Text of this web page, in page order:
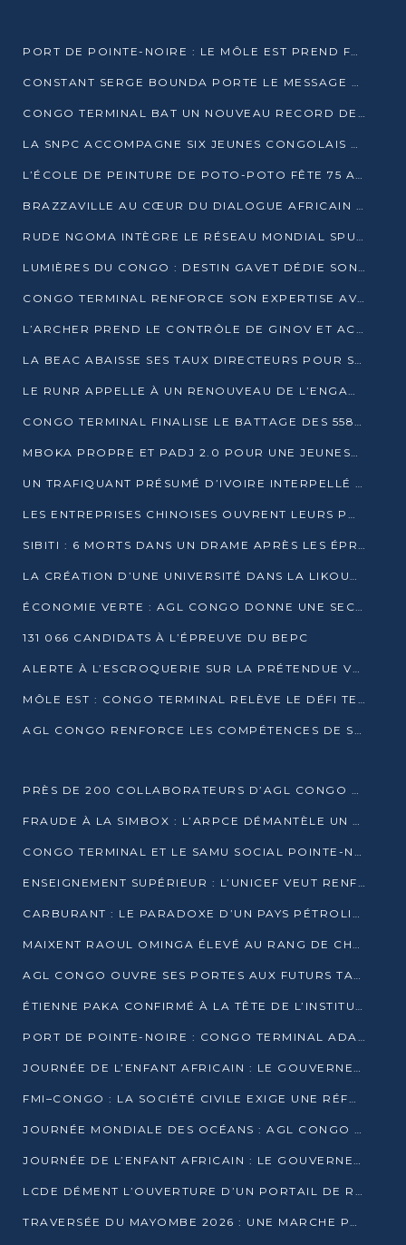
PORT DE POINTE-NOIRE : LE MÔLE EST PREND FORME ET VISE LES GÉANTS DES MERS
CONSTANT SERGE BOUNDA PORTE LE MESSAGE DE COMPASSION DE DENIS SASSOU NGUESSO EN IRAN
CONGO TERMINAL BAT UN NOUVEAU RECORD DE PRODUCTIVITÉ AU PORT DE POINTE-NOIRE
LA SNPC ACCOMPAGNE SIX JEUNES CONGOLAIS AUX OLYMPIADES PANAFRICAINES DE MATHÉMATIQUES
L’ÉCOLE DE PEINTURE DE POTO-POTO FÊTE 75 ANS AU SERVICE DE L’ART CONGOLAIS
BRAZZAVILLE AU CŒUR DU DIALOGUE AFRICAIN SUR LES OBJECTIFS DE DÉVELOPPEMENT DURABLE
RUDE NGOMA INTÈGRE LE RÉSEAU MONDIAL SPUTNIK PRO APRÈS UNE FORMATION À MOSCOU
LUMIÈRES DU CONGO : DESTIN GAVET DÉDIE SON PRIX À L’UNITÉ NATIONALE ET À LA JEUNESSE
CONGO TERMINAL RENFORCE SON EXPERTISE AVEC NEUF NOUVEAUX FORMATEURS EN ENGINS PORTUAIRES
L’ARCHER PREND LE CONTRÔLE DE GINOV ET ACCÉLÈRE SON VIRAGE NUMÉRIQUE
LA BEAC ABAISSE SES TAUX DIRECTEURS POUR SOUTENIR LA CROISSANCE EN ZONE CEMAC
LE RUNR APPELLE À UN RENOUVEAU DE L’ENGAGEMENT MILITANT
CONGO TERMINAL FINALISE LE BATTAGE DES 558 PIEUX DU FUTUR QUAI DU MÔLE EST
MBOKA PROPRE ET PADJ 2.0 POUR UNE JEUNESSE PLUS AUTONOME
UN TRAFIQUANT PRÉSUMÉ D’IVOIRE INTERPELLÉ À DOLISIE
LES ENTREPRISES CHINOISES OUVRENT LEURS PORTES AUX JEUNES DIPLÔMÉS
SIBITI : 6 MORTS DANS UN DRAME APRÈS LES ÉPREUVES DU BEPC
LA CRÉATION D’UNE UNIVERSITÉ DANS LA LIKOUALA AU CŒUR D’UNE RÉFLEXION NATIONALE
ÉCONOMIE VERTE : AGL CONGO DONNE UNE SECONDE VIE À SES DÉCHETS INDUSTRIELS
131 066 CANDIDATS À L’ÉPREUVE DU BEPC
ALERTE À L’ESCROQUERIE SUR LA PRÉTENDUE VENTE DE PARCELLES AFAT
MÔLE EST : CONGO TERMINAL RELÈVE LE DÉFI TECHNIQUE DES SABLES BITUMINEUX
AGL CONGO RENFORCE LES COMPÉTENCES DE SES ÉQUIPES AVEC LA CERTIFICATION CACES® R483
PRÈS DE 200 COLLABORATEURS D’AGL CONGO EN FORMATION JUSQU’EN JUILLET
FRAUDE À LA SIMBOX : L’ARPCE DÉMANTÈLE UN RÉSEAU UTILISANT DES CARTES SIM OUGANDAISES
CONGO TERMINAL ET LE SAMU SOCIAL POINTE-NOIRE RENOUVELLENT LEUR PARTENARIAT EN FAVEUR DES JEUNES VULNÉRABLES
ENSEIGNEMENT SUPÉRIEUR : L’UNICEF VEUT RENFORCER LA RECHERCHE SUR LES QUESTIONS DE L’ENFANCE
CARBURANT : LE PARADOXE D’UN PAYS PÉTROLIER CONFRONTÉ À DES PÉNURIES RÉCURRENTES
MAIXENT RAOUL OMINGA ÉLEVÉ AU RANG DE CHEVALIER DE L’ORDRE DE L’AMITIÉ ENTRE LA RUSSIE ET LE CONGO
AGL CONGO OUVRE SES PORTES AUX FUTURS TALENTS DE LA LOGISTIQUE
ÉTIENNE PAKA CONFIRMÉ À LA TÊTE DE L’INSTITUT GÉOGRAPHIQUE NATIONAL
PORT DE POINTE-NOIRE : CONGO TERMINAL ADAPTE SON DRAGAGE AUX SABLES BITUMINEUX
JOURNÉE DE L’ENFANT AFRICAIN : LE GOUVERNEMENT RÉAFFIRME SON ENGAGEMENT POUR L’ACCÈS À L’EAU ET À L’ASSAINISSEMENT
FMI–CONGO : LA SOCIÉTÉ CIVILE EXIGE UNE RÉFORME DE LA FISCALITÉ PÉTROLIÈRE
JOURNÉE MONDIALE DES OCÉANS : AGL CONGO MOBILISE SES COLLABORATEURS POUR LA PRÉSERVATION DE LA BIODIVERSITÉ MARINE
JOURNÉE DE L’ENFANT AFRICAIN : LE GOUVERNEMENT MOBILISÉ POUR L’HYGIÈNE DANS LES ORPHELINATS
LCDE DÉMENT L’OUVERTURE D’UN PORTAIL DE RECRUTEMENT ET APPELLE À LA VIGILANCE
TRAVERSÉE DU MAYOMBE 2026 : UNE MARCHE POUR SENSIBILISER ET DÉPISTER AU DIABÈTE